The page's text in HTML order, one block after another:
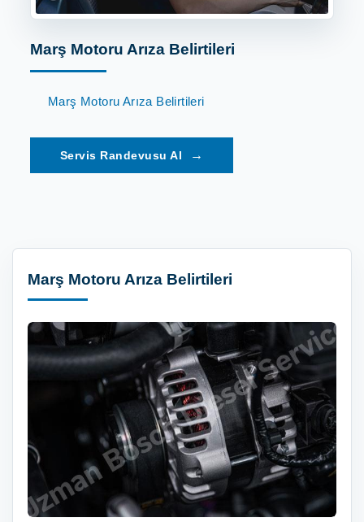
Marş Motoru Arıza Belirtileri
Marş Motoru Arıza Belirtileri
→
Marş Motoru Arıza Belirtileri